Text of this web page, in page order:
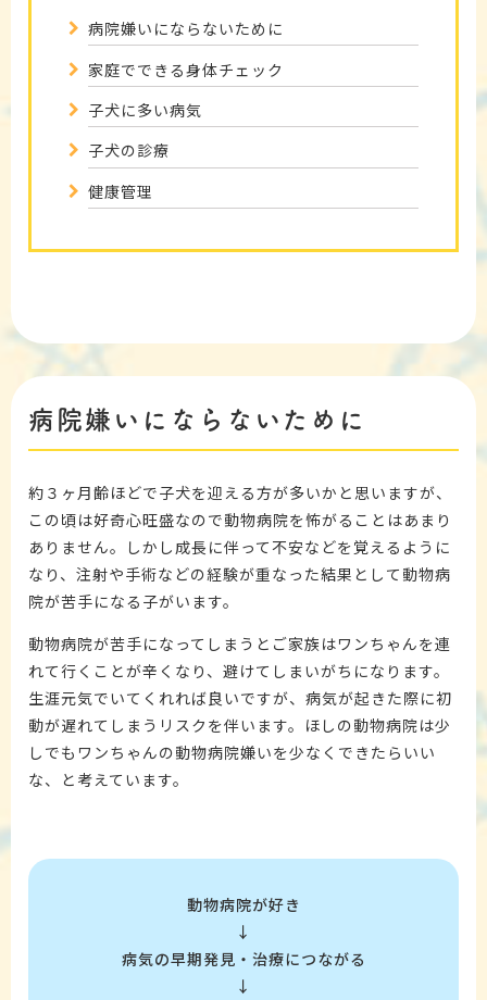
病院嫌いにならないために
家庭でできる身体チェック
子犬に多い病気
子犬の診療
健康管理
病院嫌いにならないために
約３ヶ月齢ほどで子犬を迎える方が多いかと思いますが、
この頃は好奇心旺盛なので動物病院を怖がることはあまり
ありません。しかし成長に伴って不安などを覚えるように
なり、注射や手術などの経験が重なった結果として動物病
院が苦手になる子がいます。
動物病院が苦手になってしまうとご家族はワンちゃんを連
れて行くことが辛くなり、避けてしまいがちになります。
生涯元気でいてくれれば良いですが、病気が起きた際に初
動が遅れてしまうリスクを伴います。ほしの動物病院は少
しでもワンちゃんの動物病院嫌いを少なくできたらいい
な、と考えています。
動物病院が好き
↓
病気の早期発見・治療につながる
↓